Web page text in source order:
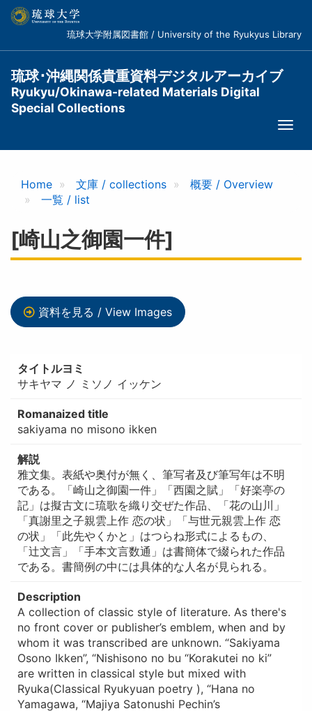
コ
琉球大学附属図書館 / University of the Ryukyus Library
琉球･沖縄関係貴重資料デジタルアーカイブ
Ryukyu/Okinawa-related Materials Digital
Special Collections
Home 文庫 / collections
概要 / Overview
一覧 / list
[崎山之御園一件]
資料を見る / View Images
タイトルヨミ
サキヤマ ノ ミソノ イッケン
Romanaized title
sakiyama no misono ikken
解説
雅文集。表紙や奥付が無く、筆写者及び筆写年は不明
である。「崎山之御園一件」「西園之賦」「好楽亭の
記」は擬古文に琉歌を織り交ぜた作品、「花の山川」
「真謝里之子親雲上作 恋の状」「与世元親雲上作 恋
の状」「此先やくかと」はつらね形式によるもの、
「辻文言」「手本文言数通」は書簡体で綴られた作品
である。書簡例の中には具体的な人名が見られる。
Description
A collection of classic style of literature. As there's
no front cover or publisher’s emblem, when and by
whom it was transcribed are unknown. “Sakiyama
Osono Ikken”, “Nishisono no bu “Korakutei no ki”
are written in classical style but mixed with
Ryuka(Classical Ryukyuan poetry ), “Hana no
Yamagawa, “Majiya Satonushi Pechin’s